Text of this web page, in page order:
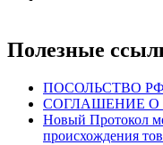
Полезные
ПОСОЛЬСТВО
СОГЛАШЕНИЕ О
Новый Протокол
происхождения